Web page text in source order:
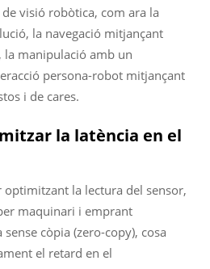
visió robòtica, com ara la
la navegació mitjançant
la manipulació amb un
persona-robot mitjançant
i de cares.
la latència en el
optimitzant la lectura del sensor,
maquinari i emprant
còpia (zero-copy), cosa
el retard en el